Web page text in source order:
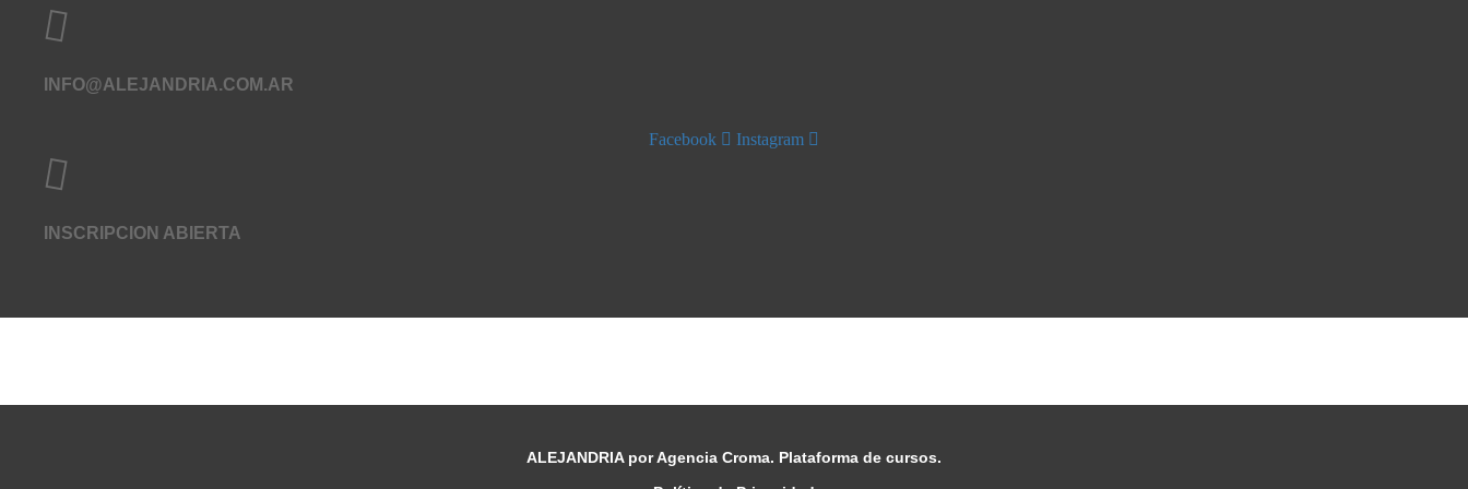
INFO@ALEJANDRIA.COM.AR
Facebook Instagram
INSCRIPCION ABIERTA
ALEJANDRIA por Agencia Croma. Plataforma de cursos.